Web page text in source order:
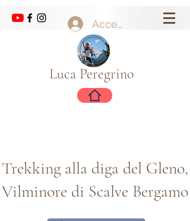
Luca Peregrino
Accedi
Trekking alla diga del Gleno,
Vilminore di Scalve Bergamo